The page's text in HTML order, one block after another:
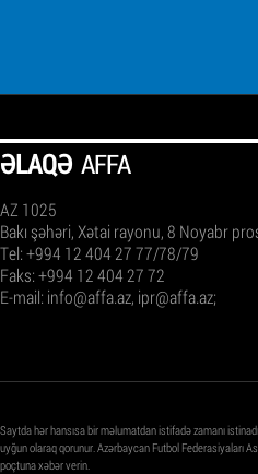
ƏLAQƏ AFFA
AZ 1025
Bakı şəhəri, Xətai rayonu, 8 Noyabr
Tel: +994 12 404 27 77/78/79
Faks: +994 12 404 27 72
E-mail: info@affa.az, ipr@affa.az;
Saytda hər hansısa bir məlumatdan istifadə zamanı
uyğun olaraq qorunur. Azərbaycan Futbol Federasiyaları
poçtuna xəbər verin.